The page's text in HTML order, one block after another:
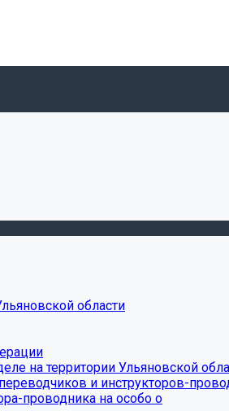
области
на территории Ульяновской
и инструкторов-
проводника на особо о